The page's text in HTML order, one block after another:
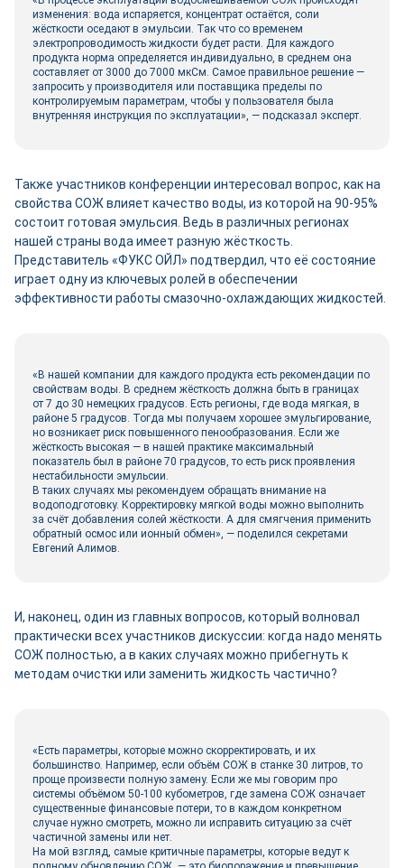
изменения: вода испаряется, концентрат остаётся, соли
жёсткости оседают в эмульсии. Так что со временем
электропроводимость жидкости будет расти. Для каждого
продукта норма определяется индивидуально, в среднем она
составляет от 3000 до 7000 мкСм. Самое правильное решение —
запросить у производителя или поставщика пределы по
контролируемым параметрам, чтобы у пользователя была
внутренняя инструкция по эксплуатации», — подсказал эксперт.
Также участников конференции интересовал вопрос, как на
свойства СОЖ влияет качество воды, из которой на 90-95%
состоит готовая эмульсия. Ведь в различных регионах
нашей страны вода имеет разную жёсткость.
Представитель «ФУКС ОЙЛ» подтвердил, что её состояние
играет одну из ключевых ролей в обеспечении
эффективности работы смазочно-охлаждающих жидкостей.
«В нашей компании для каждого продукта есть рекомендации по
свойствам воды. В среднем жёсткость должна быть в границах
от 7 до 30 немецких градусов. Есть регионы, где вода мягкая, в
районе 5 градусов. Тогда мы получаем хорошее эмульгирование,
но возникает риск повышенного пенообразования. Если же
жёсткость высокая — в нашей практике максимальный
показатель был в районе 70 градусов, то есть риск проявления
нестабильности эмульсии.
В таких случаях мы рекомендуем обращать внимание на
водоподготовку. Корректировку мягкой воды можно выполнить
за счёт добавления солей жёсткости. А для смягчения применить
обратный осмос или ионный обмен», — поделился секретами
Евгений Алимов.
И, наконец, один из главных вопросов, который волновал
практически всех участников дискуссии: когда надо менять
СОЖ полностью, а в каких случаях можно прибегнуть к
методам очистки или заменить жидкость частично?
«Есть параметры, которые можно скорректировать, и их
большинство. Например, если объём СОЖ в станке 30 литров, то
проще произвести полную замену. Если же мы говорим про
системы объёмом 50-100 кубометров, где замена СОЖ означает
существенные финансовые потери, то в каждом конкретном
случае нужно смотреть, можно ли исправить ситуацию за счёт
частичной замены или нет.
На мой взгляд, самые критичные параметры, которые ведут к